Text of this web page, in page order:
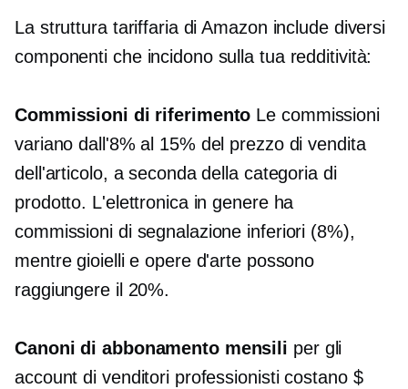
La struttura tariffaria di Amazon include diversi
componenti che incidono sulla tua redditività:
Commissioni di riferimento Le commissioni
variano dall'8% al 15% del prezzo di vendita
dell'articolo, a seconda della categoria di
prodotto. L'elettronica in genere ha
commissioni di segnalazione inferiori (8%),
mentre gioielli e opere d'arte possono
raggiungere il 20%.
Canoni di abbonamento mensili per gli
account di venditori professionisti costano $